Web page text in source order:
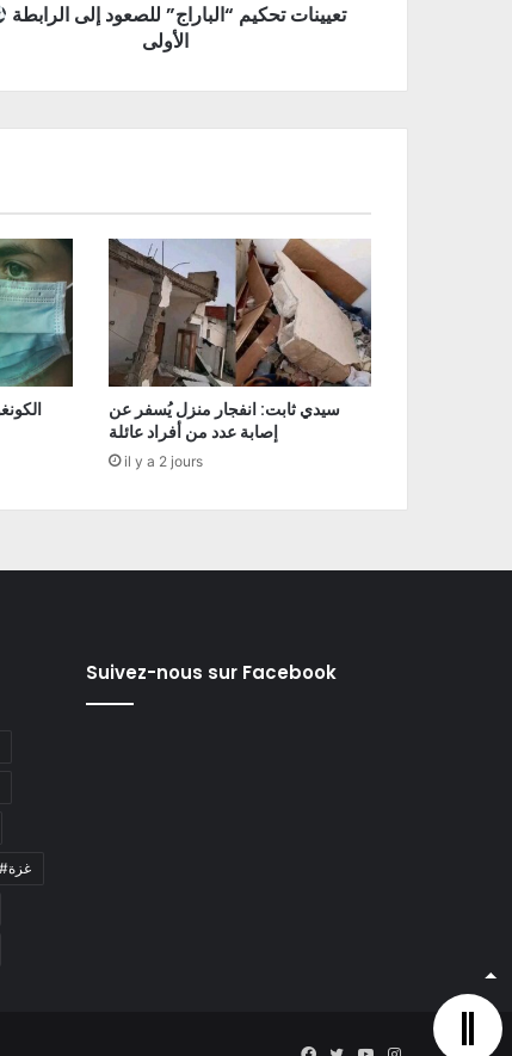
الأولى
سيدي ثابت: انفجار منزل يُسفر عن
إصابة عدد من أفراد عائلة
il y a 2 jours
#غزة
Suivez-nous sur Facebook